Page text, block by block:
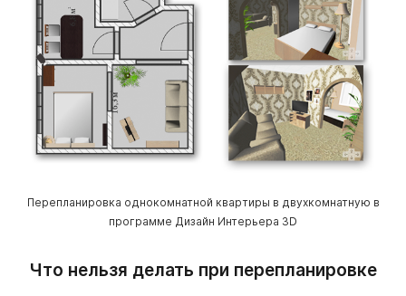
Перепланировка однокомнатной квартиры в двухкомнатную в
программе Дизайн Интерьера 3D
Что нельзя делать при перепланировке